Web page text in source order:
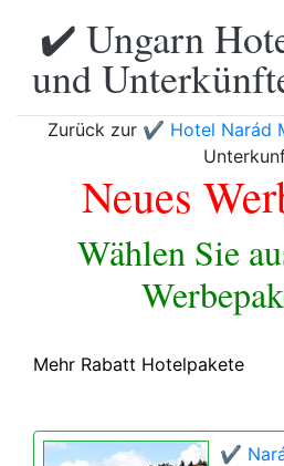
✔️ Ungarn
und
Zurück zur ✔️ Hotel Narád
Neues
Wählen Sie
Mehr Rabatt Hotelpakete
✔️